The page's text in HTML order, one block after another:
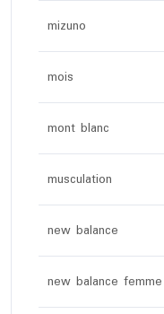
mizuno
mois
mont blanc
musculation
new balance
new balance femme